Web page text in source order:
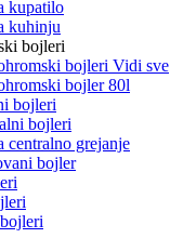
kupatilo
kuhinju
bojleri
bojleri Vidi sve
bojler 80l
bojleri
bojleri
centralno grejanje
bojler